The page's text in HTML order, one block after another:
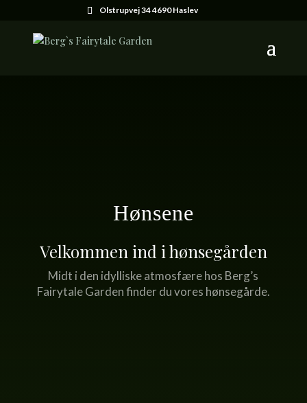
Olstrupvej 34 4690 Haslev
Hønsene
Velkommen ind i hønsegården
Midt i den idylliske atmosfære hos Berg’s
Fairytale Garden finder du vores hønsegårde.